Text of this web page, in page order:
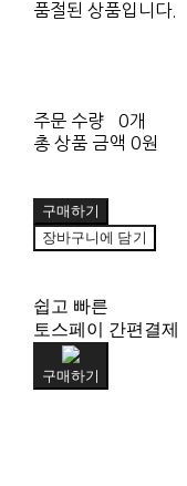
품절된 상품입니다.
주문 수량
0개
총 상품 금액 0원
구매하기
장바구니에 담기
쉽고 빠른
토스페이 간편결제
구매하기